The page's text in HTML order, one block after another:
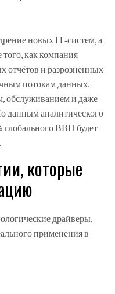
новых IT‑систем, а
как компания
отчётов и разрозненных
потокам данных,
обслуживанием и даже
данным аналитического
глобального ВВП будет
которые
драйверы.
применения в